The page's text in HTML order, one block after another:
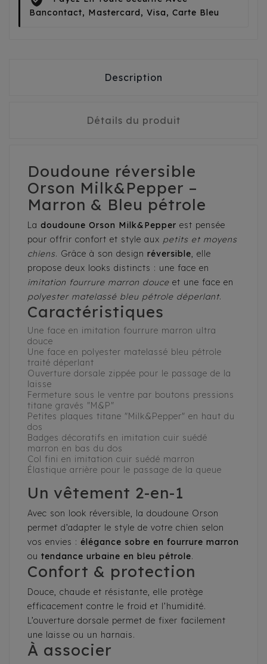
Bancontact, Mastercard, Visa, Carte Bleu
Description
Détails du produit
Doudoune réversible
Orson Milk&Pepper –
Marron & Bleu pétrole
La doudoune Orson Milk&Pepper est pensée
pour offrir confort et style aux petits et moyens
chiens. Grâce à son design réversible, elle
propose deux looks distincts : une face en
imitation fourrure marron douce et une face en
polyester matelassé bleu pétrole déperlant.
Caractéristiques
Une face en imitation fourrure marron ultra
douce
Une face en polyester matelassé bleu pétrole
traité déperlant
Ouverture dorsale zippée pour le passage de la
laisse
Fermeture sous le ventre par boutons pressions
titane gravés "M&P"
Petites plaques titane "Milk&Pepper" en haut du
dos
Badges décoratifs en imitation cuir suédé
marron en bas du dos
Col fini en imitation cuir suédé marron
Élastique arrière pour le passage de la queue
Un vêtement 2-en-1
Avec son look réversible, la doudoune Orson
permet d’adapter le style de votre chien selon
vos envies : élégance sobre en fourrure marron
ou tendance urbaine en bleu pétrole.
Confort & protection
Douce, chaude et résistante, elle protège
efficacement contre le froid et l’humidité.
L’ouverture dorsale permet de fixer facilement
une laisse ou un harnais.
À associer